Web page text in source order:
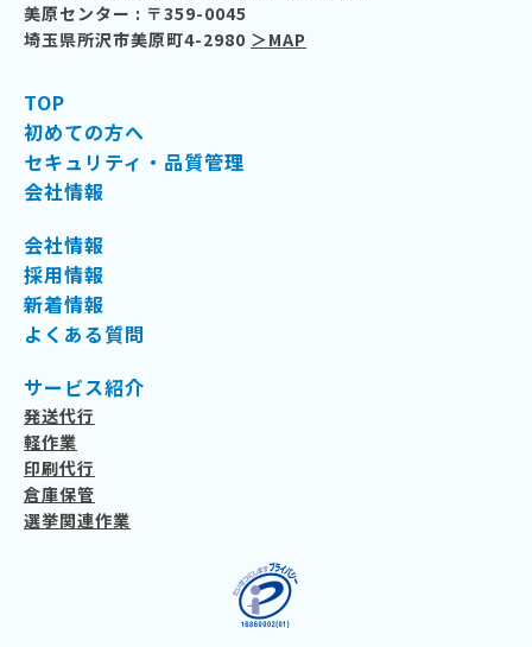
美原センター : 〒359-0045
埼玉県所沢市美原町4-2980 ＞MAP
TOP
初めての方へ
セキュリティ・品質管理
会社情報
会社情報
採用情報
新着情報
よくある質問
サービス紹介
発送代行
軽作業
印刷代行
倉庫保管
選挙関連作業